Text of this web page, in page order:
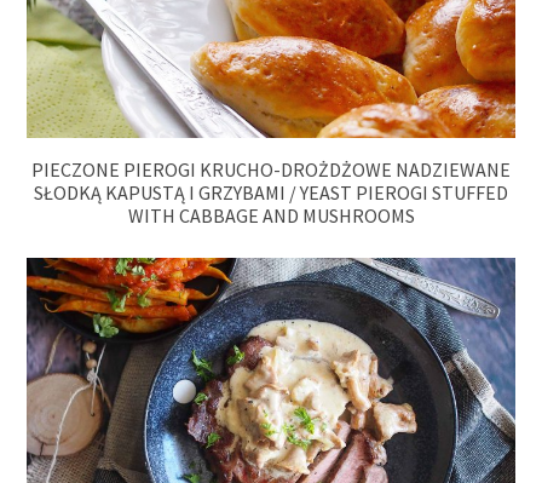
PIECZONE PIEROGI KRUCHO-DROŻDŻOWE NADZIEWANE
SŁODKĄ KAPUSTĄ I GRZYBAMI / YEAST PIEROGI STUFFED
WITH CABBAGE AND MUSHROOMS